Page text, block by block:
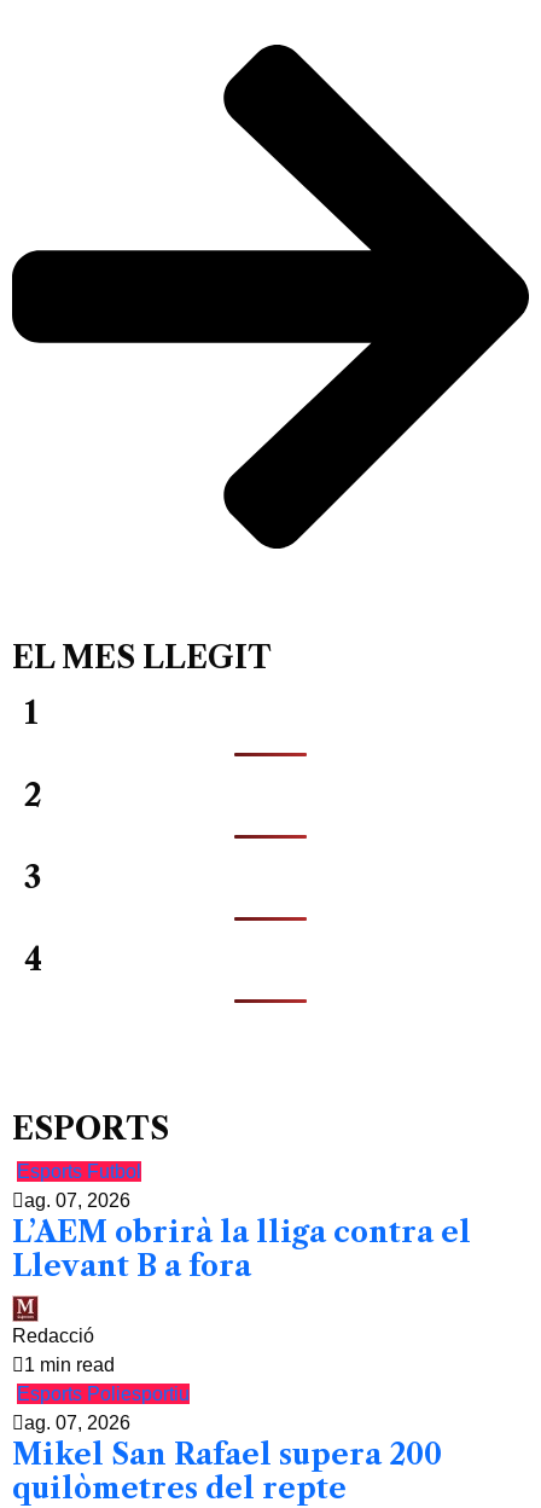
EL MES LLEGIT
1
2
3
4
ESPORTS
Esports Futbol
ag. 07, 2026
L’AEM obrirà la lliga contra el
Llevant B a fora
Redacció
1 min read
Esports Poliesportiu
ag. 07, 2026
Mikel San Rafael supera 200
quilòmetres del repte